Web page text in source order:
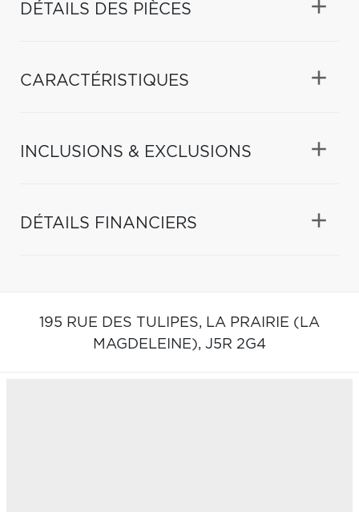
DÉTAILS DES PIÈCES
CARACTÉRISTIQUES
INCLUSIONS & EXCLUSIONS
DÉTAILS FINANCIERS
195 RUE DES TULIPES, LA PRAIRIE (LA
MAGDELEINE), J5R 2G4